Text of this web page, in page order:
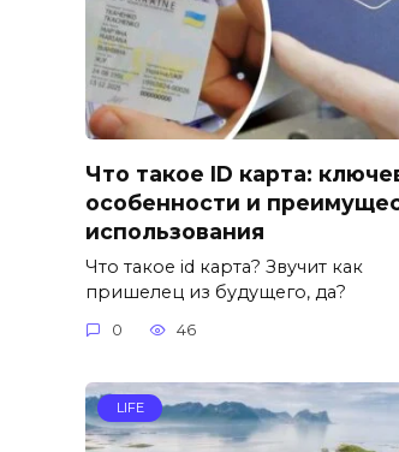
Что такое ID карта:
особенности и
использования
Что такое id карта? Звучит как
пришелец из будущего, да?
0 46
LIFE